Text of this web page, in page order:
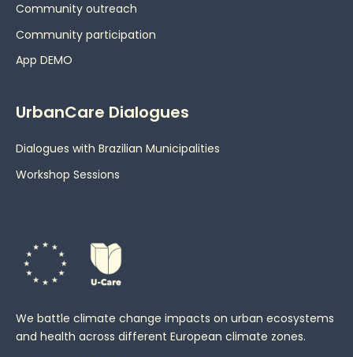
Community outreach
Community participation
App DEMO
UrbanCare Dialogues
Dialogues with Brazilian Municipalities
Workshop Sessions
We battle climate change impacts on urban ecosystems
and health across different European climate zones.